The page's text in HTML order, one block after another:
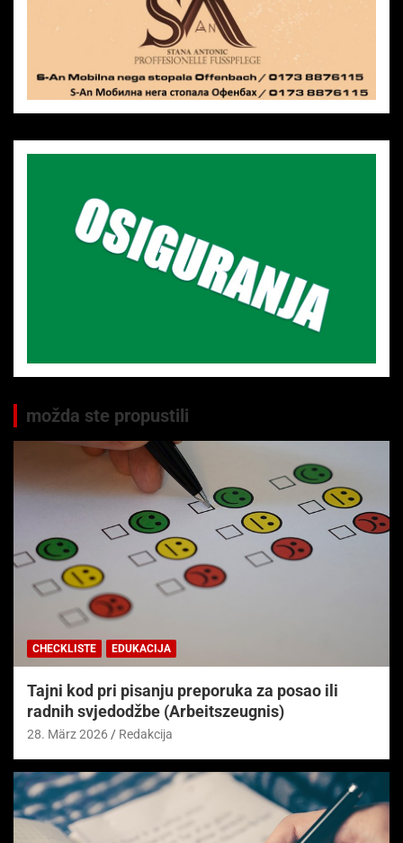
možda ste propustili
CHECKLISTE EDUKACIJA
Tajni kod pri pisanju preporuka za posao ili
radnih svjedodžbe (Arbeitszeugnis)
28. März 2026 Redakcija